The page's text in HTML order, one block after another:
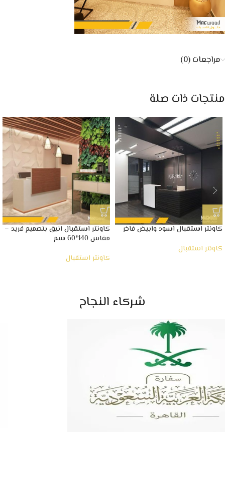
مراجعات (0)
منتجات ذات صلة
كاونتر استقبال اسود وابيض فاخر
كاونتر استقبال
كاونتر استقبال انيق بتصميم فريد –
مقاس 140*60 سم
كاونتر استقبال
شركاء النجاح